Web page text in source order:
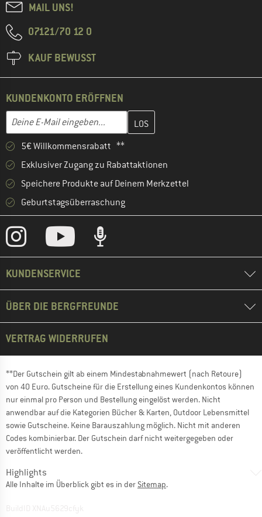
MAIL UNS!
07121/70 12 0
KAUF BEWUSST
KUNDENKONTO ERÖFFNEN
E-Mail-Adresse
Gib hier deine E-Mail-Adresse ein und erstelle im nächsten
5€ Willkommensrabatt **
Exklusiver Zugang zu Rabattaktionen
Speichere Produkte auf Deinem Merkzettel
Geburtstagsüberraschung
KUNDENSERVICE
ÜBER DIE BERGFREUNDE
VERTRAG WIDERRUFEN
**Der Gutschein gilt ab einem Mindestabnahmewert (nach Retoure)
von 40 Euro. Gutscheine für die Erstellung eines Kundenkontos können
nur einmal pro Person und Bestellung eingelöst werden. Nicht
anwendbar auf die Kategorien Bücher & Karten, Outdoor Lebensmittel
sowie Gutscheine. Keine Barauszahlung möglich. Nicht mit anderen
Codes kombinierbar. Der Gutschein darf nicht weitergegeben oder
veröffentlicht werden.
Highlights
Alle Inhalte im Überblick gibt es in der Sitemap.